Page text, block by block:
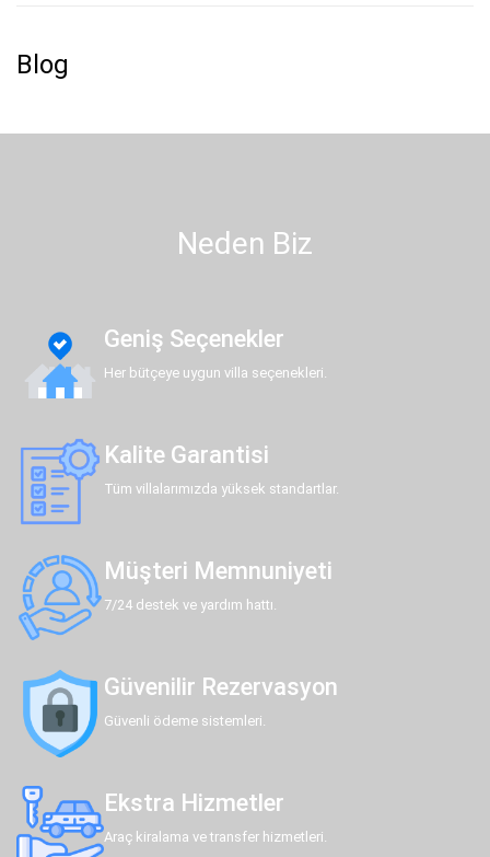
Blog
Neden Biz
Geniş Seçenekler
Her bütçeye uygun villa seçenekleri.
Kalite Garantisi
Tüm villalarımızda yüksek standartlar.
Müşteri Memnuniyeti
7/24 destek ve yardım hattı.
Güvenilir Rezervasyon
Güvenli ödeme sistemleri.
Ekstra Hizmetler
Araç kiralama ve transfer hizmetleri.